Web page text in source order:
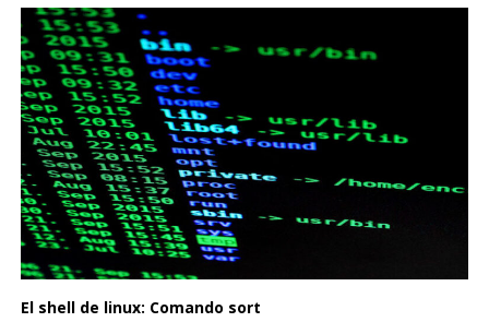
El shell de linux: Comando sort